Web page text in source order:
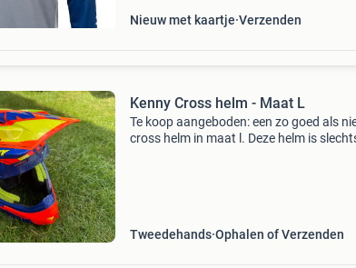
Nieuw met kaartje Verzenden
Kenny Cross helm - Maat L
Te koop aangeboden: een zo goed als
cross helm in maat l. Deze helm is
Tweedehands Ophalen of Verzenden